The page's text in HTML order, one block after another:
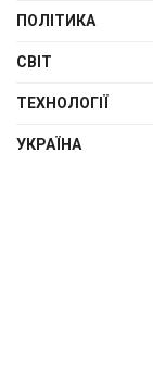
ПОЛІТИКА
СВІТ
ТЕХНОЛОГІЇ
УКРАЇНА